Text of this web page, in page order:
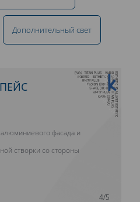
Дополнительный свет
10 ЛЕТ ГАРАНТИИ
фасада и
створки со стороны
4/5